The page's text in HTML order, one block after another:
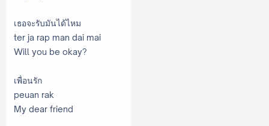
เธอจะรับมันได้ไหม
ter ja rap man dai mai
Will you be okay?
เพื่อนรัก
peuan rak
My dear friend